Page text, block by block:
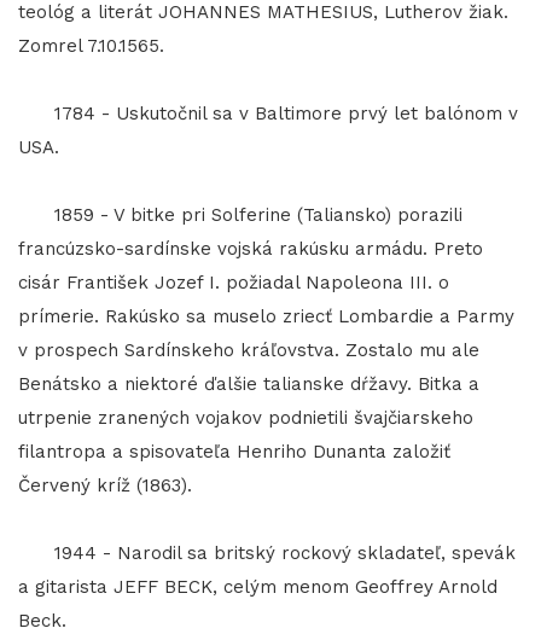
teológ a literát JOHANNES MATHESIUS, Lutherov žiak.
Zomrel 7.10.1565.
1784 - Uskutočnil sa v Baltimore prvý let balónom v
USA.
1859 - V bitke pri Solferine (Taliansko) porazili
francúzsko-sardínske vojská rakúsku armádu. Preto
cisár František Jozef I. požiadal Napoleona III. o
prímerie. Rakúsko sa muselo zriecť Lombardie a Parmy
v prospech Sardínskeho kráľovstva. Zostalo mu ale
Benátsko a niektoré ďalšie talianske dŕžavy. Bitka a
utrpenie zranených vojakov podnietili švajčiarskeho
filantropa a spisovateľa Henriho Dunanta založiť
Červený kríž (1863).
1944 - Narodil sa britský rockový skladateľ, spevák
a gitarista JEFF BECK, celým menom Geoffrey Arnold
Beck.